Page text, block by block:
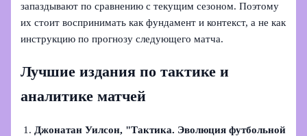
запаздывают по сравнению с текущим сезоном. Поэтому
их стоит воспринимать как фундамент и контекст, а не как
инструкцию по прогнозу следующего матча.
Лучшие издания по тактике и
аналитике матчей
Джонатан Уилсон, "Тактика. Эволюция футбольной